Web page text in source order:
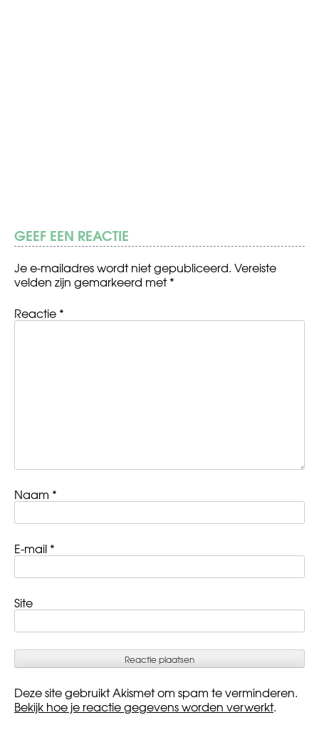
GEEF EEN REACTIE
Je e-mailadres wordt niet gepubliceerd. Vereiste
velden zijn gemarkeerd met*
Reactie *
Naam *
E-mail *
Site
Deze site gebruikt Akismet om spam te verminderen.
Bekijk hoe je reactie gegevens worden verwerkt.